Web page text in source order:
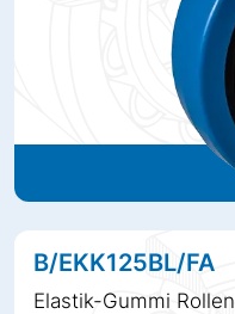
B/EKK125BL/FA
Elastik-Gummi Rollen